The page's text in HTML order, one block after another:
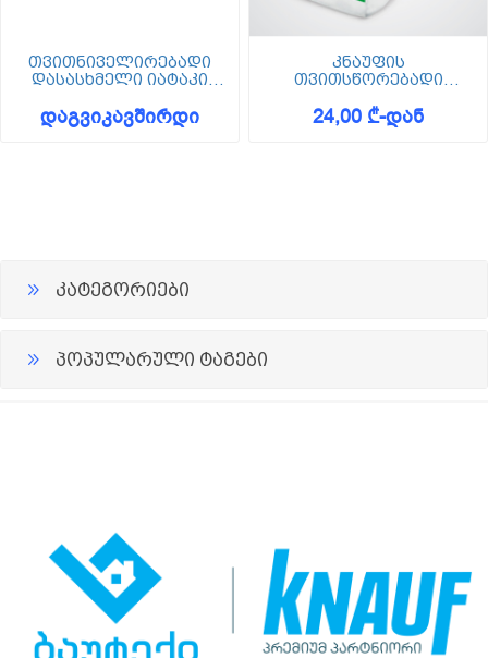
თვითნიველირებადი
დასასხმელი იატაკი
დაგვიკავშირდი
კნაუფის
თვითსწორებადი
(TRIBON) - 30 კგ
24,00 ₾-დან
კატეგორიები
პოპულარული ტაგები